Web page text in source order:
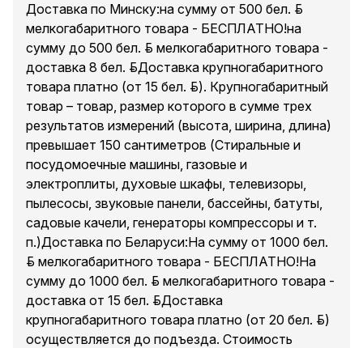
Доставка по Минску:на сумму от 500 бел. руб.
мелкогабаритного товара - БЕСПЛАТНО!на
сумму до 500 бел. руб. мелкогабаритного товара -
доставка 8 бел. руб.Доставка крупногабаритного
товара платно (от 15 бел. руб.). Крупногабаритный
товар – товар, размер которого в сумме трех
результатов измерений (высота, ширина, длина)
превышает 150 сантиметров (Стиральные и
посудомоечные машины, газовые и
электроплиты, духовые шкафы, телевизоры,
пылесосы, звуковые панели, бассейны, батуты,
садовые качели, генераторы компрессоры и т.
п.)Доставка по Беларуси:На сумму от 1000 бел.
руб. мелкогабаритного товара - БЕСПЛАТНО!На
сумму до 1000 бел. руб. мелкогабаритного товара -
доставка от 15 бел. руб.Доставка
крупногабаритного товара платно (от 20 бел. руб.)
осуществляется до подъезда. Стоимость